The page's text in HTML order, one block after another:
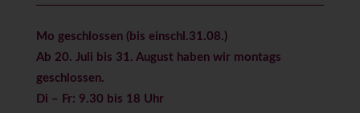
Mo geschlossen (bis einschl.31.08.)
Ab 20. Juli bis 31. August haben wir montags
geschlossen.
Di – Fr: 9.30 bis 18 Uhr